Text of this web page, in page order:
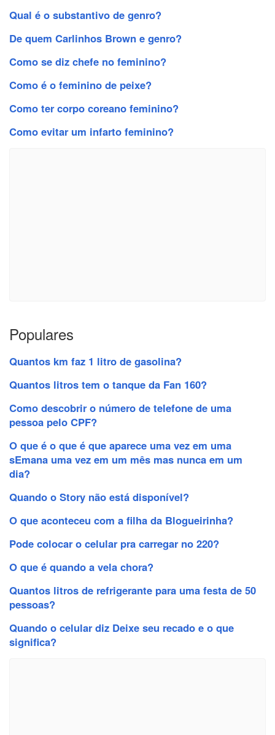
Qual é o substantivo de genro?
De quem Carlinhos Brown e genro?
Como se diz chefe no feminino?
Como é o feminino de peixe?
Como ter corpo coreano feminino?
Como evitar um infarto feminino?
Populares
Quantos km faz 1 litro de gasolina?
Quantos litros tem o tanque da Fan 160?
Como descobrir o número de telefone de uma
pessoa pelo CPF?
O que é o que é que aparece uma vez em uma
sEmana uma vez em um mês mas nunca em um
dia?
Quando o Story não está disponível?
O que aconteceu com a filha da Blogueirinha?
Pode colocar o celular pra carregar no 220?
O que é quando a vela chora?
Quantos litros de refrigerante para uma festa de 50
pessoas?
Quando o celular diz Deixe seu recado e o que
significa?